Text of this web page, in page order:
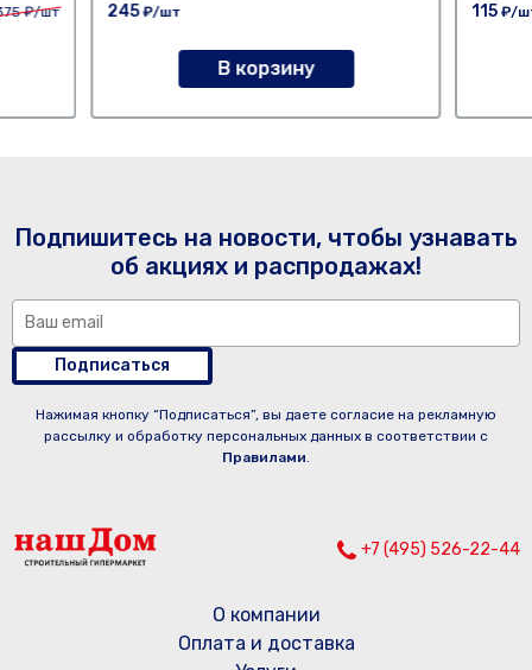
₽/шт 245₽/шт
В корзину
115 ₽/
Подпишитесь на новости, чтобы узнавать
об акциях и распродажах!
Подписаться
Нажимая кнопку “Подписаться”, вы даете согласие на рекламную
рассылку и обработку персональных данных в соответствии с
Правилами.
+7 (495) 526-22-44
О компании
Оплата и доставка